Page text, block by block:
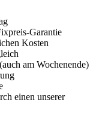
Garantie
Kosten
am Wochenende)
einen unserer